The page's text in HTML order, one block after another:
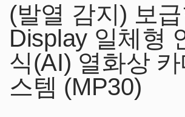
(발열 감지) 보급
Display 일체형
식(AI) 열화상
스템 (MP30)